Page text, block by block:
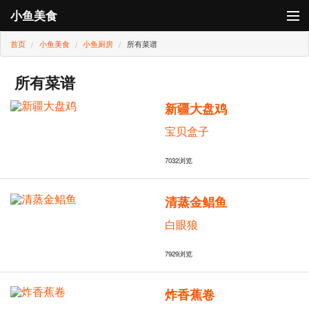
小鱼美食
登录
小鱼厨房
小鱼卡
首页 小鱼美食 小鱼厨房 所有菜谱
所有菜谱
新疆大盘鸡
宝贝盒子
7032浏览
清蒸金鲳鱼
白眼狼
7929浏览
炸香蕉卷